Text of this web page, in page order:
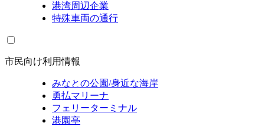
港湾周辺企業
特殊車両の通行
市民向け利用情報
みなとの公園/身近な海岸
勇払マリーナ
フェリーターミナル
港園亭